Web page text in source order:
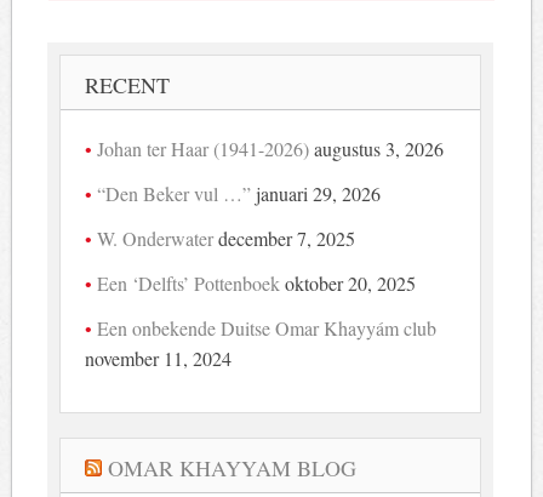
RECENT
Johan ter Haar (1941-2026) augustus 3, 2026
“Den Beker vul …” januari 29, 2026
W. Onderwaterdecember 7, 2025
Een ‘Delfts’ Pottenboek oktober 20, 2025
Een onbekende Duitse Omar Khayyám club
november 11, 2024
OMAR KHAYYAM BLOG